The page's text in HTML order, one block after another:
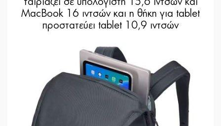
MacBook 16 ιντσών και η θήκη για tablet
προστατεύει tablet 10,9 ιντσών